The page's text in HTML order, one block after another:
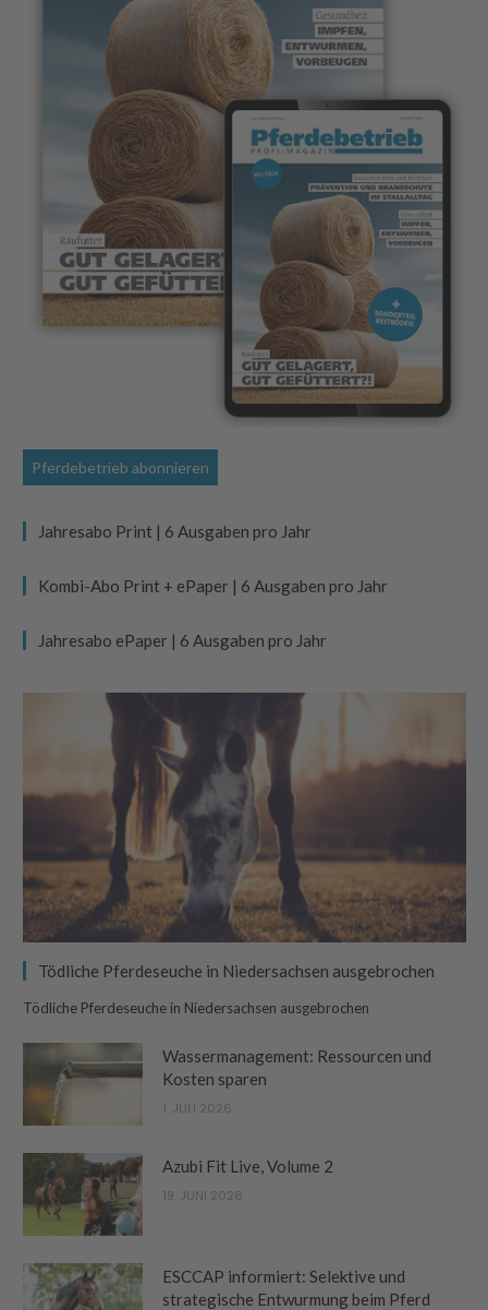
Pferdebetrieb abonnieren
Jahresabo Print | 6 Ausgaben pro Jahr
Kombi-Abo Print + ePaper | 6 Ausgaben pro Jahr
Jahresabo ePaper | 6 Ausgaben pro Jahr
Tödliche Pferdeseuche in Niedersachsen ausgebrochen
Tödliche Pferdeseuche in Niedersachsen ausgebrochen
Wassermanagement: Ressourcen und
Kosten sparen
1. JULI 2026
Azubi Fit Live, Volume 2
19. JUNI 2026
ESCCAP informiert: Selektive und
strategische Entwurmung beim Pferd